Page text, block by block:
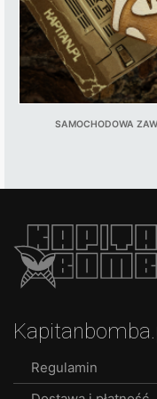
SAMOCHODOWA
Regulamin